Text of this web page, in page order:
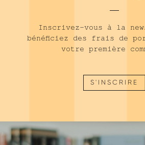
Inscrivez-vous à la
bénéficiez des frais de
votre première
S'INSCRIRE